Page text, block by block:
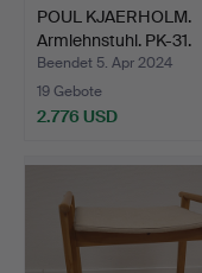
POUL KJAERHOLM.
Armlehnstuhl. PK-31.
Dänem…
Beendet 5. Apr 2024
19 Gebote
2.776 USD